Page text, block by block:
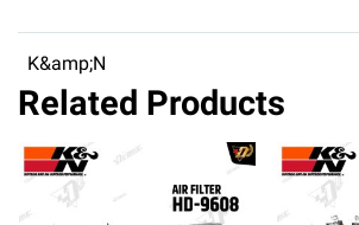
K&amp;N
Related Products